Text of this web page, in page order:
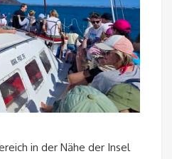
in der Nähe der Insel